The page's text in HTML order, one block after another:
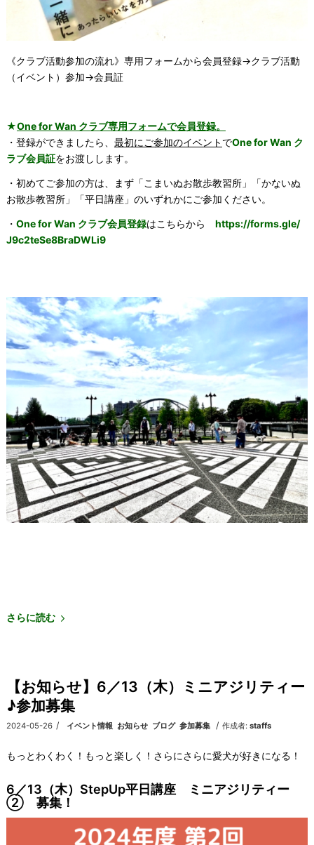
《クラブ活動参加の流れ》専用フォームから会員登録→クラブ活動
（イベント）参加→会員証
★One for Wan クラブ専用フォームで会員登録。
・登録ができましたら、 最初にご参加のイベント でOne for Wan ク
ラブ会員証をお渡しします。
・初めてご参加の方は、まず「こまいぬお散歩教習所」「かないぬ
お散歩教習所」「平日講座」のいずれかにご参加ください。
・ One for Wan クラブ会員登録はこちらから https://forms.gle/
J9c2teSe8BraDWLi9
さらに読む
【お知らせ】6／13（木）ミニアジリティー
♪参加募集
2024-05-26 /
カテゴリ: イベント情報 お知らせ, ブログ, 参加募集 / 作成者: staffs
もっとわくわく！もっと楽しく！さらにさらに愛犬が好きになる！
6／13（木）StepUp平日講座 ミニアジリティー
② 募集！